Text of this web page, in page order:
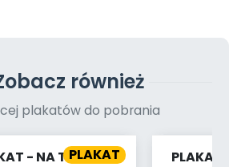
również
plakatów do pobrania
PLAKAT
- NA TROPIE
PLAKAT -